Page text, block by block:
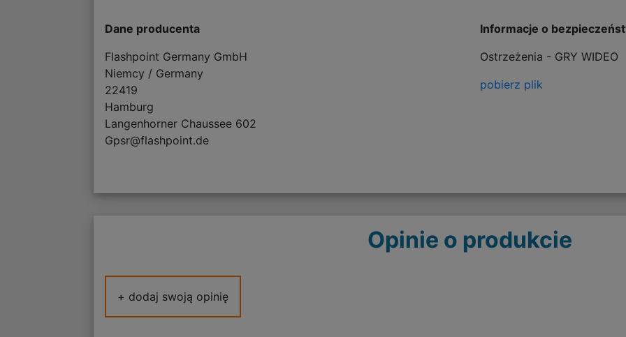
Dane producenta
Flashpoint Germany GmbH
Niemcy / Germany
22419
Hamburg
Langenhorner Chaussee 602
Gpsr@flashpoint.de
Informacje o
Ostrzeżenia - GRY WIDEO
pobierz plik
Opinie o produkcie
+ dodaj swoją opinię